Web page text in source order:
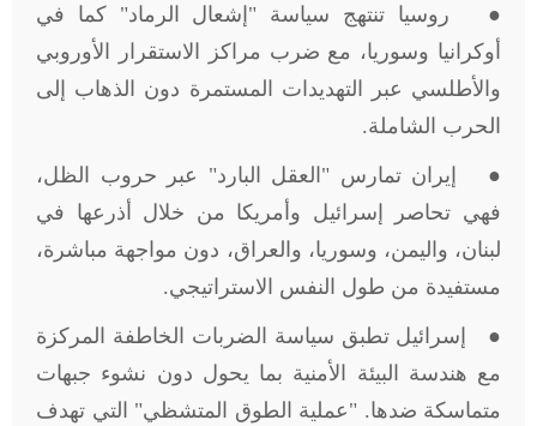
● روسيا تنتهج سياسة "إشعال الرماد" كما في
أوكرانيا وسوريا، مع ضرب مراكز الاستقرار الأوروبي
والأطلسي عبر التهديدات المستمرة دون الذهاب إلى
الحرب الشاملة.
● إيران تمارس "العقل البارد" عبر حروب الظل،
فهي تحاصر إسرائيل وأمريكا من خلال أذرعها في
لبنان، واليمن، وسوريا، والعراق، دون مواجهة مباشرة،
مستفيدة من طول النفس الاستراتيجي.
● إسرائيل تطبق سياسة الضربات الخاطفة المركزة
مع هندسة البيئة الأمنية بما يحول دون نشوء جبهات
متماسكة ضدها. "عملية الطوق المتشظي" التي تهدف